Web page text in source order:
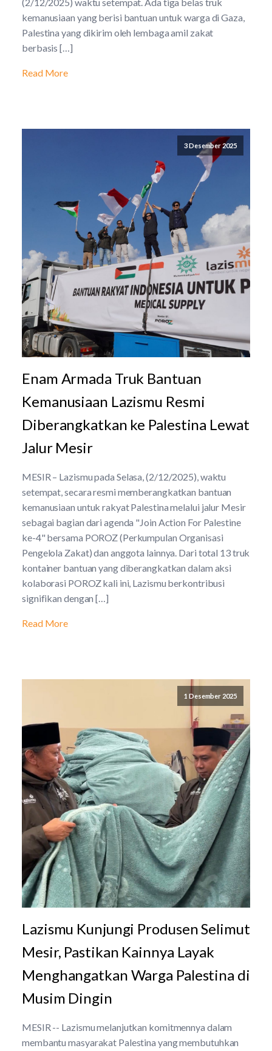
kemanusiaan yang berisi bantuan untuk warga di Gaza,
Palestina yang dikirim oleh lembaga amil zakat
berbasis […]
Read More
3 Desember 2025
Enam Armada Truk Bantuan
Kemanusiaan Lazismu Resmi
Diberangkatkan ke Palestina Lewat
Jalur Mesir
MESIR – Lazismu pada Selasa, (2/12/2025), waktu
setempat, secara resmi memberangkatkan bantuan
kemanusiaan untuk rakyat Palestina melalui jalur Mesir
sebagai bagian dari agenda "Join Action For Palestine
ke-4" bersama POROZ (Perkumpulan Organisasi
Pengelola Zakat) dan anggota lainnya. Dari total 13 truk
kontainer bantuan yang diberangkatkan dalam aksi
kolaborasi POROZ kali ini, Lazismu berkontribusi
signifikan dengan […]
Read More
1 Desember 2025
Lazismu Kunjungi Produsen Selimut
Mesir, Pastikan Kainnya Layak
Menghangatkan Warga Palestina di
Musim Dingin
MESIR -- Lazismu melanjutkan komitmennya dalam
membantu masyarakat Palestina yang membutuhkan